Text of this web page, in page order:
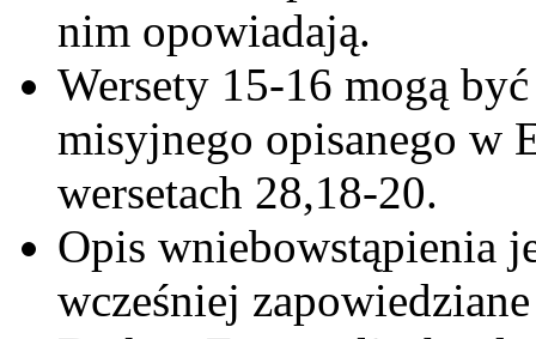
nim opowiadają.
Wersety 15-16 mogą
misyjnego opisanego w
wersetach 28,18-20.
Opis wniebowstąpienia
wcześniej